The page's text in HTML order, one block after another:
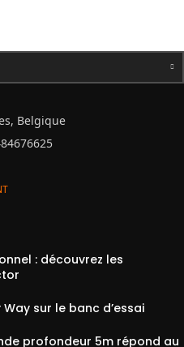
Belgique
: découvrez les
sur le banc d’essai
profondeur 5m répond au